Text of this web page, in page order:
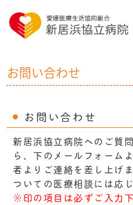
お問い合わせ
お問い合わせ
新居浜協立病院へのご質
ら、下のメールフォーム
者よりご連絡を差し上げ
ついての医療相談には応じ
※印の項目は必ずご入力下